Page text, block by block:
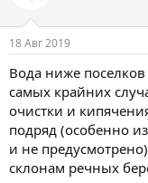
18 Авг 2019
Вода ниже
самых крайних
очистки и
подряд (особенно
и не
склонам речных